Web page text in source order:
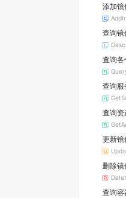
添加镜
查询镜
查询各
查询服
查询资
更新镜
删除镜
查询容